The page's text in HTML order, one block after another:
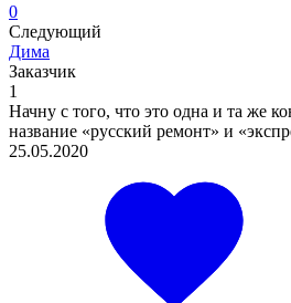
0
Следующий
Дима
Заказчик
1
Начну с того, что это одна и та же
название «русский ремонт» и
25.05.2020